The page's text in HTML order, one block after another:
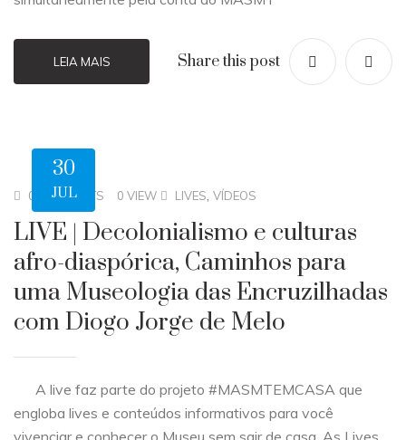
LEIA MAIS Share this post
30
JUL
0 COMMENTS 0 VIEW LIVES, VÍDEOS
LIVE | Decolonialismo e culturas
afro-diaspórica, Caminhos para
uma Museologia das Encruzilhadas
com Diogo Jorge de Melo
A live faz parte do projeto #MASMTEMCASA que
engloba lives e conteúdos informativos para você
vivenciar e conhecer o Museu sem sair de casa. As Lives